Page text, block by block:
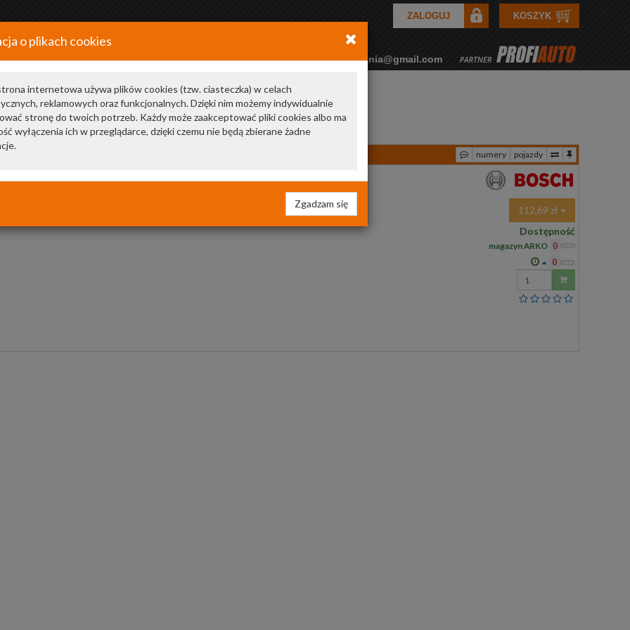
KOSZYK
ZALOGUJ
+48 34 366 20 20 arkozamowienia@gmail.com
o plikach cookies
internetowa używa plików cookies (tzw. ciasteczka) w celach
reklamowych oraz funkcjonalnych. Dzięki nim możemy indywidualnie
stronę do twoich potrzeb. Każdy może zaakceptować pliki cookies albo ma
wyłączenia ich w przeglądarce, dzięki czemu nie będą zbierane żadne
Zgadzam się
numery pojazdy
112,69 zł
Dostępność
magazyn ARKO 0
0
Wprowadź
ilość
14